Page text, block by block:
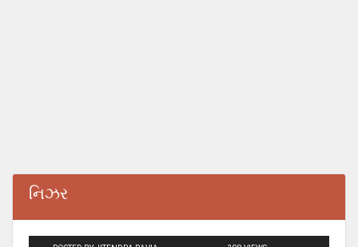
નિઝર